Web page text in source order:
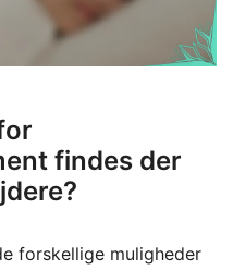
findes der
forskellige muligheder